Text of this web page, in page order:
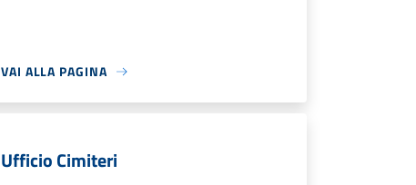
VAI ALLA PAGINA
Ufficio Cimiteri